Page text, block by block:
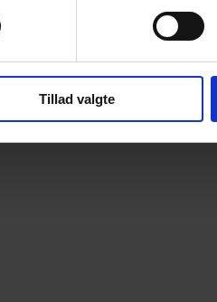
Tillad valgte